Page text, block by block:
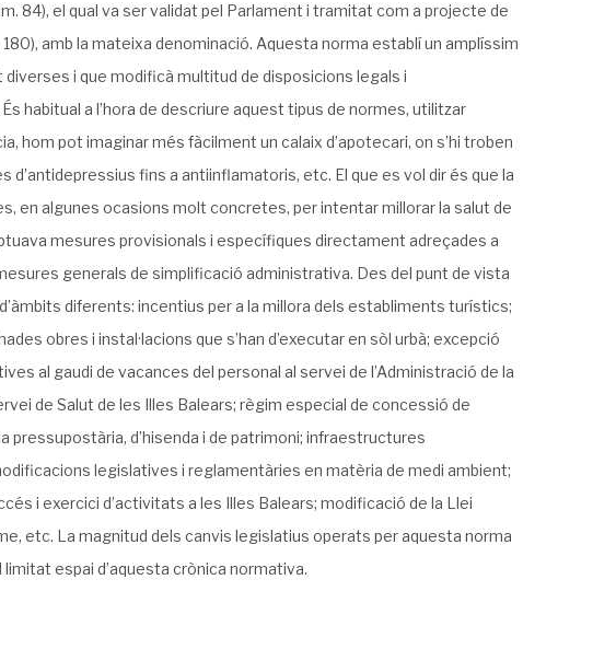
84), el qual va ser validat pel Parlament i tramitat com a projecte de
180), amb la mateixa denominació. Aquesta norma establí un amplíssim
i que modificà multitud de disposicions legals i
habitual a l’hora de descriure aquest tipus de normes, utilitzar
hom pot imaginar més fàcilment un calaix d’apotecari, on s’hi troben
fins a antiinflamatoris, etc. El que es vol dir és que la
en algunes ocasions molt concretes, per intentar millorar la salut de
mesures provisionals i específiques directament adreçades a
generals de simplificació administrativa. Des del punt de vista
diferents: incentius per a la millora dels establiments turístics;
obres i instal·lacions que s’han d’executar en sòl urbà; excepció
al gaudi de vacances del personal al servei de l’Administració de la
de Salut de les Illes Balears; règim especial de concessió de
d’hisenda i de patrimoni; infraestructures
legislatives i reglamentàries en matèria de medi ambient;
i exercici d’activitats a les Illes Balears; modificació de la Llei
etc. La magnitud dels canvis legislatius operats per aquesta norma
espai d’aquesta crònica normativa.